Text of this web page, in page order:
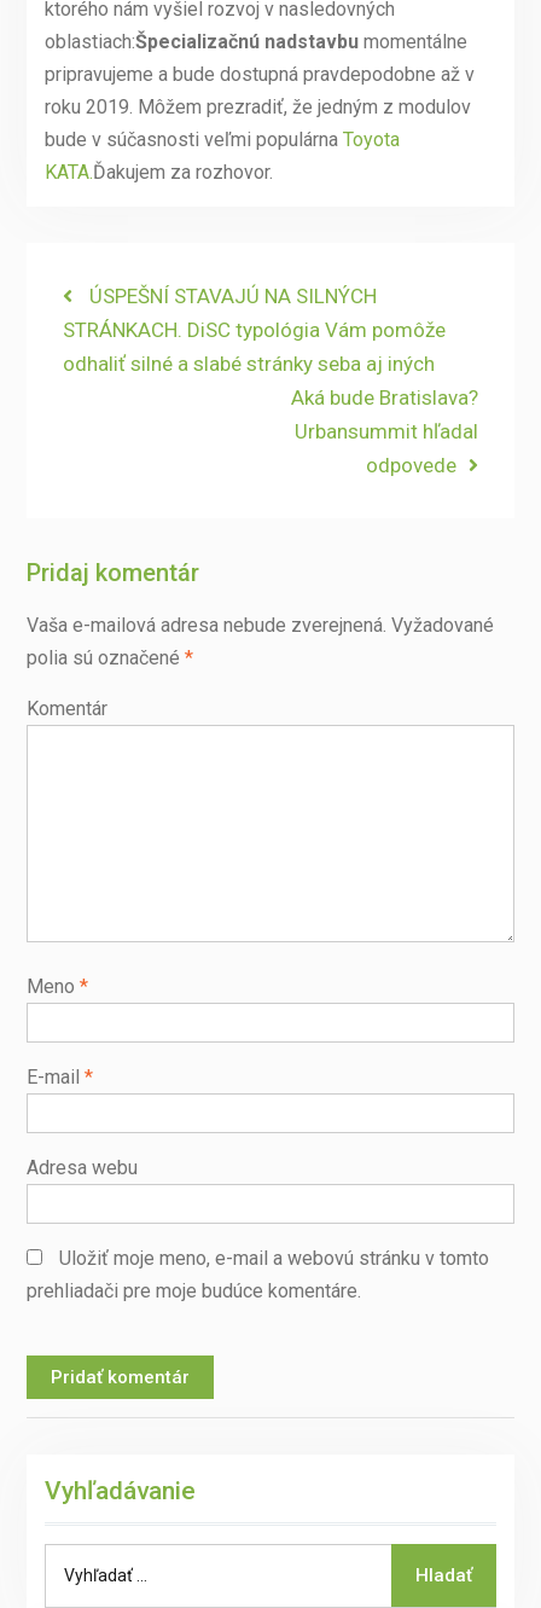
ktorého nám vyšiel rozvoj v nasledovných
oblastiach:Špecializačnú nadstavbumomentálne
pripravujeme a bude dostupná pravdepodobne až v
roku 2019. Môžem prezradiť, že jedným z modulov
bude v súčasnosti veľmi populárna Toyota
KATA.Ďakujem za rozhovor.
Navigácia
v
článku
Previous
post:
ÚSPEŠNÍ STAVAJÚ NA SILNÝCH
STRÁNKACH. DiSC typológia Vám pomôže
odhaliť silné a slabé stránky seba aj iných
Next
post:
Aká bude Bratislava?
Urbansummit hľadal
odpovede
Pridaj komentár
Vaša e-mailová adresa nebude zverejnená. Vyžadované
polia sú označené *
Komentár
Meno *
E-mail *
Adresa webu
Uložiť moje meno, e-mail a webovú stránku v tomto
prehliadači pre moje budúce komentáre.
Vyhľadávanie
Hladať